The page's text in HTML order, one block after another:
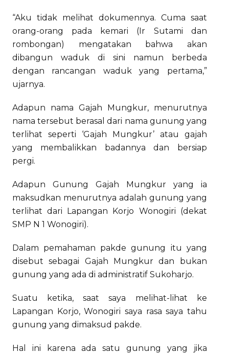
“Aku tidak melihat dokumennya. Cuma saat
orang-orang pada kemari (Ir Sutami dan
rombongan) mengatakan bahwa akan
dibangun waduk di sini namun berbeda
dengan rancangan waduk yang pertama,”
ujarnya.
Adapun nama Gajah Mungkur, menurutnya
nama tersebut berasal dari nama gunung yang
terlihat seperti ‘Gajah Mungkur’ atau gajah
yang membalikkan badannya dan bersiap
pergi.
Adapun Gunung Gajah Mungkur yang ia
maksudkan menurutnya adalah gunung yang
terlihat dari Lapangan Korjo Wonogiri (dekat
SMP N 1 Wonogiri).
Dalam pemahaman pakde gunung itu yang
disebut sebagai Gajah Mungkur dan bukan
gunung yang ada di administratif Sukoharjo.
Suatu ketika, saat saya melihat-lihat ke
Lapangan Korjo, Wonogiri saya rasa saya tahu
gunung yang dimaksud pakde.
Hal ini karena ada satu gunung yang jika